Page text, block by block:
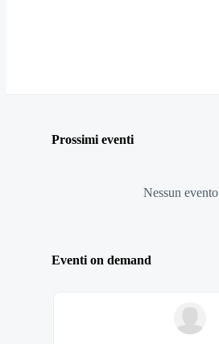
Prossimi eventi
Nessun evento
Eventi on demand